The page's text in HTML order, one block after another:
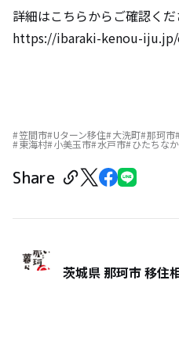
詳細はこちらからご確認くだ
https://ibaraki-kenou-
笠間市 Uターン移住 大洗町 那珂市
東海村 小美玉市 水戸市 ひたちな
Share
茨城県 那珂市 移住